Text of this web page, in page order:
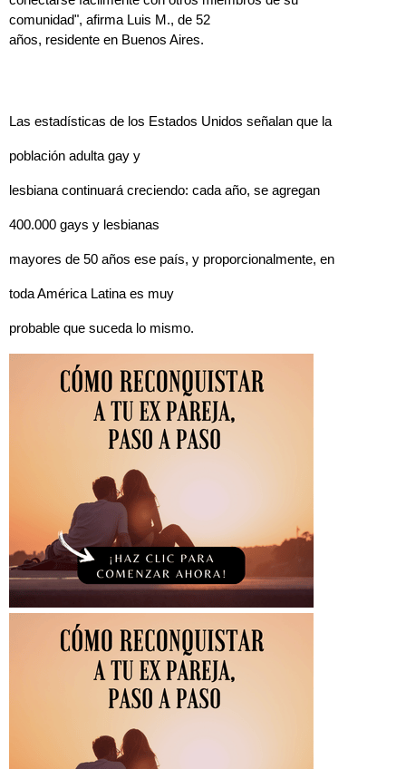
comunidad", afirma Luis M., de 52
años, residente en Buenos Aires.
Las estadísticas de los Estados Unidos señalan que la
población adulta gay y
lesbiana continuará creciendo: cada año, se agregan
400.000 gays y lesbianas
mayores de 50 años ese país, y proporcionalmente, en
toda América Latina es muy
probable que suceda lo mismo.